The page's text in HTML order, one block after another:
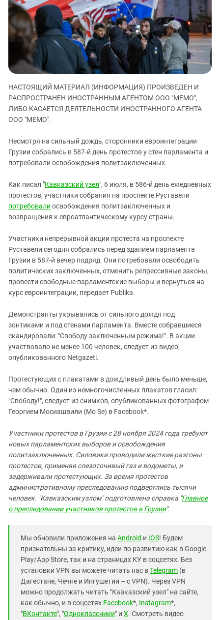
ЗАСТАВЛЯЕТ
КАВКАЗ ЗА ПАЛЕСТИНУ
ИНАКОМЫСЛИЕ В ЧЕЧНЕ
ПРЕСЛЕДОВАНИЕ АКТИВИСТОВ
МОБИЛИЗАЦИЯ И ПРОТЕСТЫ
Дагестан
Ингушетия
Кабардино-Балкария
Калмыкия
Карачаево-Черкесия
Краснодарский край
Нагорный Карабах
Российская Федерация
Северная Осетия - Алания
СКФО
Южная Осетия
Южный Кавказ
ЮФО
НАСТОЯЩИЙ МАТЕРИАЛ (ИНФОРМАЦИЯ) ПРОИЗВЕДЕН И
РАСПРОСТРАНЕН ИНОСТРАННЫМ АГЕНТОМ ООО "МЕМО",
ЛИБО КАСАЕТСЯ ДЕЯТЕЛЬНОСТИ ИНОСТРАННОГО АГЕНТА
ООО "МЕМО".
Несмотря на сильный дождь, сторонники евроинтеграции
Грузии собрались в 587-й день протестов у стен парламента и
потребовали освобождения политзаключенных.
Как писал "Кавказский узел", 6 июля, в 586-й день ежедневных
протестов, участники собрания на проспекте Руставели
потребовали освобождения политзаключенных и
возвращения к евроатлантическому курсу страны.
Участники непрерывной акции протеста на проспекте
Руставели сегодня собрались перед зданием парламента
Грузии в 587-й вечер подряд. Они потребовали освободить
политических заключенных, отменить репрессивные законы,
провести свободные парламентские выборы и вернуться на
курс евроинтеграции, передает Publika.
Демонстранты укрывались от сильного дождя под
зонтиками и под стенами парламента. Вместе собравшиеся
скандировали: "Свободу заключенным режима!". В акции
участвовало не менее 100 человек, следует из видео,
опубликованного Netgazeti.
Протестующих с плакатами в дождливый день было меньше,
чем обычно. Один из немногочисленных плакатов гласил:
"Свободу!", следует из снимков, опубликованных фотографом
Георгием Мосиашвили (Mo Se) в Facebook*.
Участники протестов в Грузии с 28 ноября 2024 года требуют
новых парламентских выборов и освобождения
политзаключенных. Силовики проводили жесткие разгоны
протестов, применяя слезоточивый газ и водометы, и
задерживали протестующих. За время протестов
административному преследованию подверглись тысячи
человек. "Кавказским узлом" подготовлена справка "Главное
о преследовании участников протестов в Грузии".
Мы обновили приложения на Android и IOS! Будем
признательны за критику, идеи по развитию как в Google
Play/App Store, так и на страницах КУ в соцсетях. Без
установки VPN вы можете читать нас вTelegram (в
Дагестане, Чечне и Ингушетии – с VPN). Через VPN
можно продолжать читать "Кавказский узел" на сайте,
как обычно, и в соцсетях Facebook*, Instagram*,
"ВКонтакте", "Одноклассники" и X. Смотреть видео